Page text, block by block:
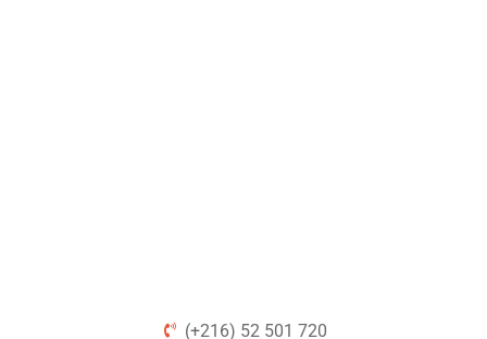
(+216) 52 501 720